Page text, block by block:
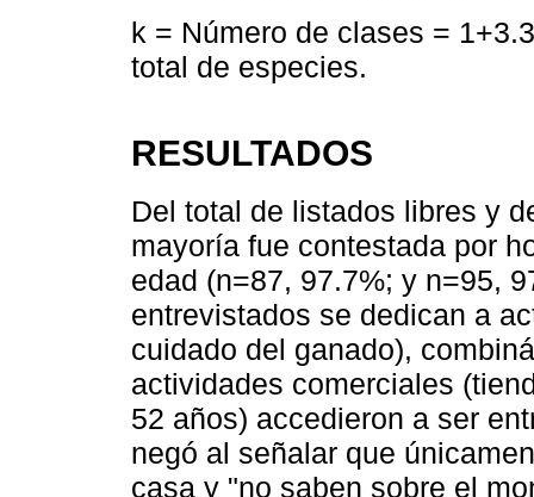
k = Número de clases =
total de especies.
RESULTADOS
Del total de listados libres y
mayoría fue contestada por
edad (n=87, 97.7%; y n=95,
entrevistados se dedican a
cuidado del ganado),
actividades comerciales
52 años) accedieron a ser
negó al señalar que
casa y "no saben sobre el